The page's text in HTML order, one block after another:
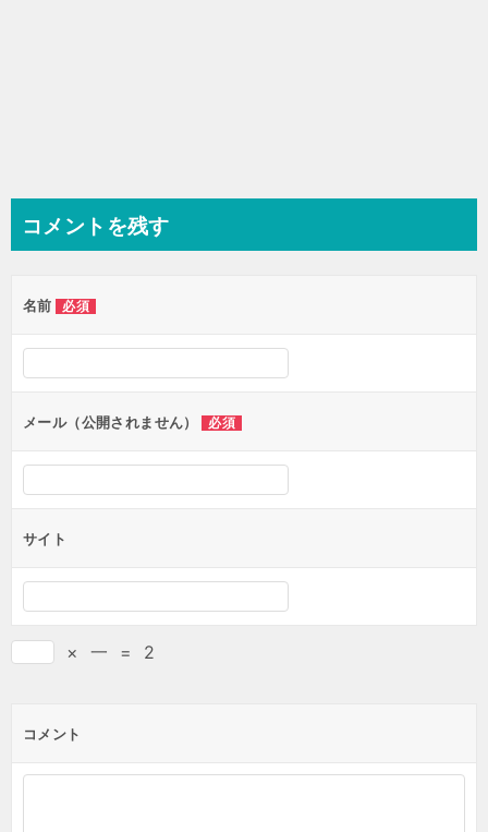
コメントを残す
名前 必須
メール（公開されません） 必須
サイト
× 一 = 2
コメント